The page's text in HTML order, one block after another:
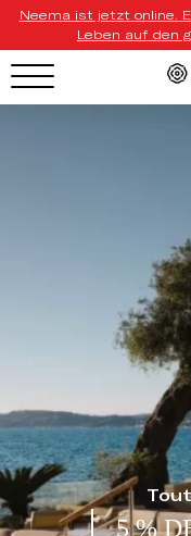
Neema ist jetzt online.
Leben auf den
Our Destinations
Our Brands
Signature Concepts
Domes Stories
Contact
5 %